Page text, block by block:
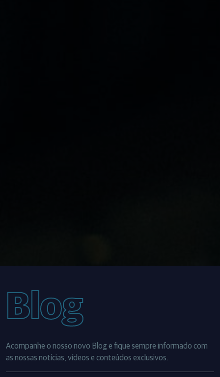
Blog
Acompanhe o nosso novo Blog e fique sempre informado com
as nossas notícias, vídeos e conteúdos exclusivos.